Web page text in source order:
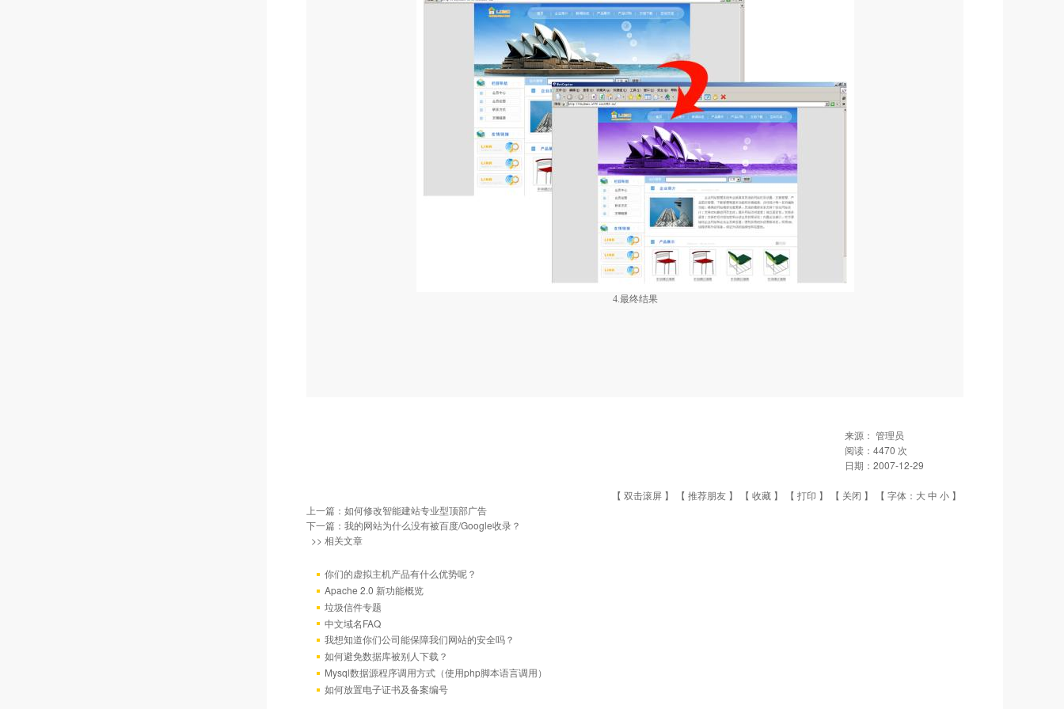
4.最终结果
来源： 管理员
阅读： 4470 次
日期： 2007-12-29
【 双击滚屏 】 【 推荐朋友 】 【 收藏 】 【 打印 】 【 关闭 】 【 字体： 大中 小 】
上一篇： 如何修改智能建站专业型顶部广告
下一篇： 我的网站为什么没有被百度/Google收录？
>> 相关文章
你们的虚拟主机产品有什么优势呢？
Apache 2.0 新功能概览
垃圾信件专题
中文域名FAQ
我想知道你们公司能保障我们网站的安全吗？
如何避免数据库被别人下载？
Mysql数据源程序调用方式（使用php脚本语言调用）
如何放置电子证书及备案编号